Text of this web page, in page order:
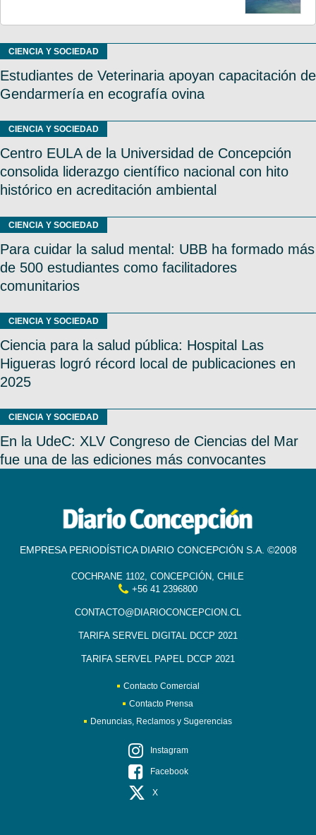
CIENCIA Y SOCIEDAD
Estudiantes de Veterinaria apoyan capacitación de
Gendarmería en ecografía ovina
CIENCIA Y SOCIEDAD
Centro EULA de la Universidad de Concepción
consolida liderazgo científico nacional con hito
histórico en acreditación ambiental
CIENCIA Y SOCIEDAD
Para cuidar la salud mental: UBB ha formado más
de 500 estudiantes como facilitadores
comunitarios
CIENCIA Y SOCIEDAD
Ciencia para la salud pública: Hospital Las
Higueras logró récord local de publicaciones en
2025
CIENCIA Y SOCIEDAD
En la UdeC: XLV Congreso de Ciencias del Mar
fue una de las ediciones más convocantes
EMPRESA PERIODÍSTICA DIARIO CONCEPCIÓN S.A. ©2008
COCHRANE 1102, CONCEPCIÓN, CHILE
+56 41 2396800
CONTACTO@DIARIOCONCEPCION.CL
TARIFA SERVEL DIGITAL DCCP 2021
TARIFA SERVEL PAPEL DCCP 2021
Contacto Comercial
Contacto Prensa
Denuncias, Reclamos y Sugerencias
Instagram
Facebook
X